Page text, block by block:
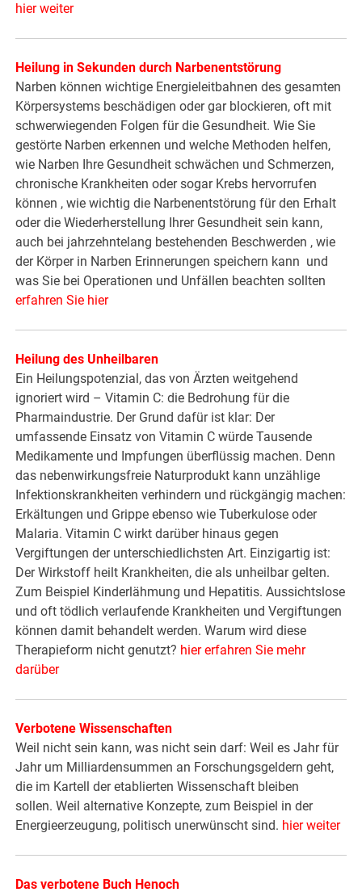
hier weiter
Heilung in Sekunden durch Narbenentstörung
Narben können wichtige Energieleitbahnen des gesamten
Körpersystems beschädigen oder gar blockieren, oft mit
schwerwiegenden Folgen für die Gesundheit. Wie Sie
gestörte Narben erkennen und welche Methoden helfen,
wie Narben Ihre Gesundheit schwächen und Schmerzen,
chronische Krankheiten oder sogar Krebs hervorrufen
können , wie wichtig die Narbenentstörung für den Erhalt
oder die Wiederherstellung Ihrer Gesundheit sein kann,
auch bei jahrzehntelang bestehenden Beschwerden , wie
der Körper in Narben Erinnerungen speichern kann und
was Sie bei Operationen und Unfällen beachten sollten
erfahren Sie hier
Heilung des Unheilbaren
Ein Heilungspotenzial, das von Ärzten weitgehend
ignoriert wird – Vitamin C: die Bedrohung für die
Pharmaindustrie. Der Grund dafür ist klar: Der
umfassende Einsatz von Vitamin C würde Tausende
Medikamente und Impfungen überflüssig machen. Denn
das nebenwirkungsfreie Naturprodukt kann unzählige
Infektionskrankheiten verhindern und rückgängig machen:
Erkältungen und Grippe ebenso wie Tuberkulose oder
Malaria. Vitamin C wirkt darüber hinaus gegen
Vergiftungen der unterschiedlichsten Art. Einzigartig ist:
Der Wirkstoff heilt Krankheiten, die als unheilbar gelten.
Zum Beispiel Kinderlähmung und Hepatitis. Aussichtslose
und oft tödlich verlaufende Krankheiten und Vergiftungen
können damit behandelt werden. Warum wird diese
Therapieform nicht genutzt? hier erfahren Sie mehr
darüber
Verbotene Wissenschaften
Weil nicht sein kann, was nicht sein darf: Weil es Jahr für
Jahr um Milliardensummen an Forschungsgeldern geht,
die im Kartell der etablierten Wissenschaft bleiben
sollen. Weil alternative Konzepte, zum Beispiel in der
Energieerzeugung, politisch unerwünscht sind. hier weiter
Das verbotene Buch Henoch